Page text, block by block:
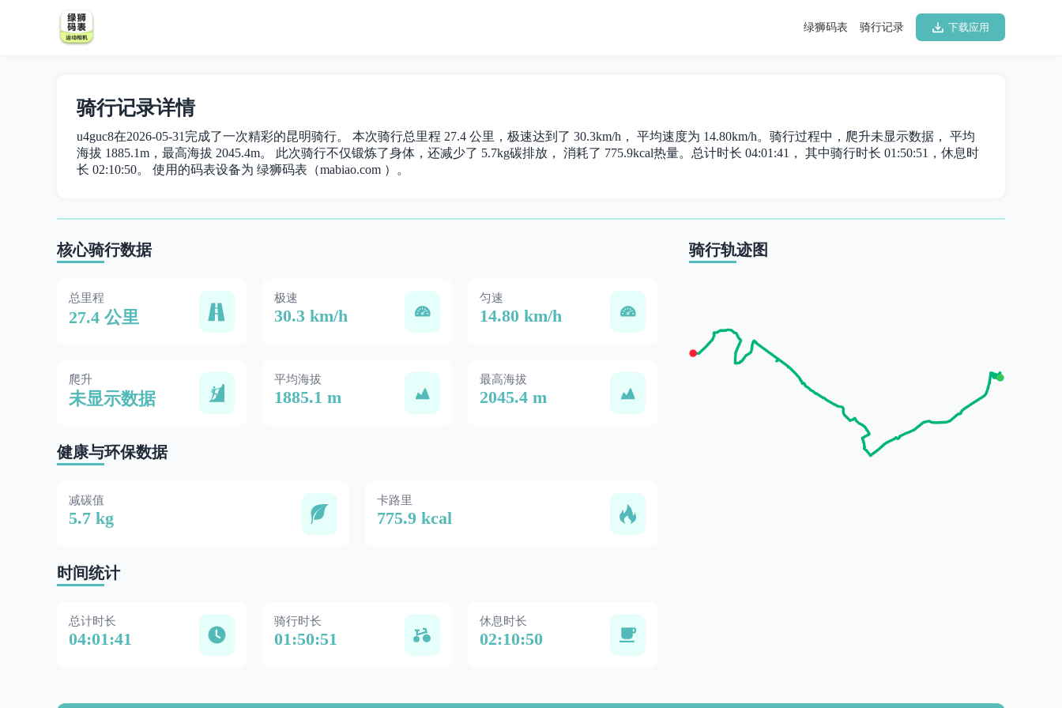
下载应用
骑行记录
绿狮码表
骑行记录详情
u4guc8在2026-05-31完成了一次精彩的昆明骑行。 本次骑行总里程 27.4 公里，极速达到了 30.3km/h， 平均速度为 14.80km/h。骑行过程中，爬升未显示数据， 平均
海拔 1885.1m，最高海拔 2045.4m。 此次骑行不仅锻炼了身体，还减少了 5.7kg碳排放， 消耗了 775.9kcal热量。总计时长 04:01:41， 其中骑行时长 01:50:51，休息时
长 02:10:50。 使用的码表设备为 绿狮码表（mabiao.com ）。
核心骑行数据
总里程
27.4 公里
极速
30.3 km/h
匀速
14.80 km/h
爬升
未显示数据
平均海拔
1885.1 m
最高海拔
2045.4 m
健康与环保数据
减碳值
5.7 kg
卡路里
775.9 kcal
时间统计
总计时长
04:01:41
骑行时长
01:50:51
休息时长
02:10:50
骑行轨迹图